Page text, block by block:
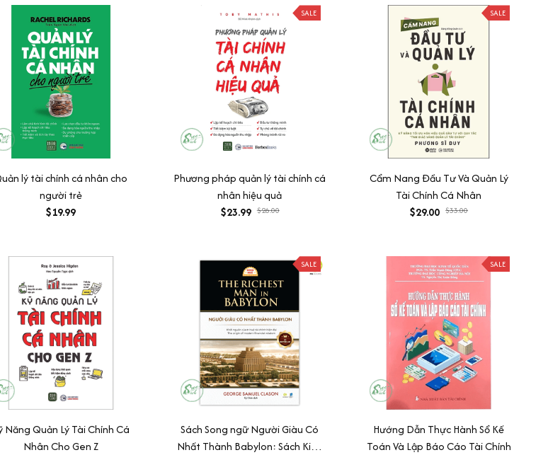
lý tài chính cá nhân cho
người trẻ
$19.99
SALE
Phương pháp quản lý tài chính cá
nhân hiệu quả
$23.99 $26.00
SALE
Cẩm Nang Đầu Tư Và Quản Lý
Tài Chính Cá Nhân
$29.00 $33.00
Năng Quản Lý Tài Chính Cá
Nhân Cho Gen Z
SALE
Sách Song ngữ Người Giàu Có
Nhất Thành Babylon: Sách Kinh
SALE
Hướng Dẫn Thực Hành Sổ Kế
Toán Và Lập Báo Cáo Tài Chính